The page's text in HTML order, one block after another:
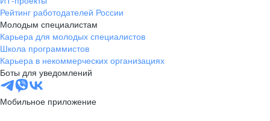
Рейтинг работодателей России
Молодым специалистам
Карьера для молодых специалистов
Школа программистов
Карьера в некоммерческих организациях
Боты для уведомлений
Мобильное приложение